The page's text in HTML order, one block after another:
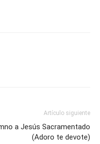
Artículo siguiente
a Jesús Sacramentado
(Adoro te devote)